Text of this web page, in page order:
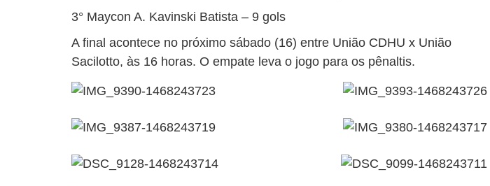
3° Maycon A. Kavinski Batista – 9 gols
A final acontece no próximo sábado (16) entre União CDHU x União
Sacilotto, às 16 horas. O empate leva o jogo para os pênaltis.